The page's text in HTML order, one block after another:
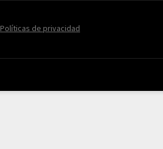
Políticas de privacidad